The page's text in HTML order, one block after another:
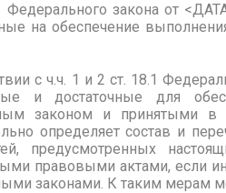
Федерального закона от
на обеспечение
с ч.ч. 1 и 2 ст. 18.1
и достаточные для
законом и принятыми в
определяет состав и
предусмотренных
правовыми актами, если
законами. К таким мерам